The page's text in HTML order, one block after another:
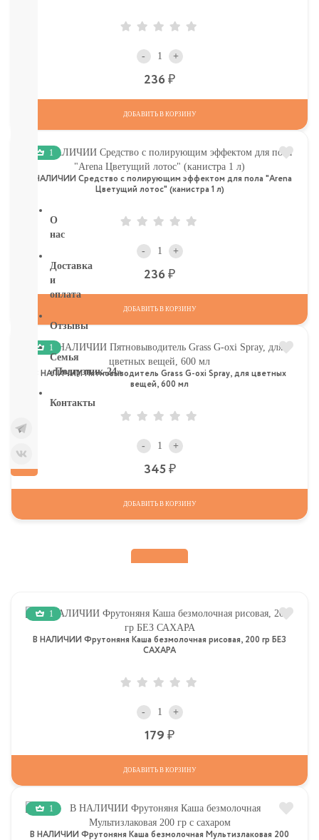
ВОЛОСЫ
ЛИЦО
Прокладки,
туалетная
О
нас
Доставка
и
оплата
Отзывы
Семья
«Подгузник-24»
Контакты
- +
236
ДОБАВИТЬ В КОРЗИНУ
1
В НАЛИЧИИ Средство с полирующим эффектом для пола "Arena
Цветущий лотос" (канистра 1 л)
- +
236
ДОБАВИТЬ В КОРЗИНУ
1
В НАЛИЧИИ Пятновыводитель Grass G-oxi Spray, для цветных
вещей, 600 мл
- +
345
ДОБАВИТЬ В КОРЗИНУ
1
В НАЛИЧИИ Фрутоняня Каша безмолочная рисовая, 200 гр БЕЗ
САХАРА
- +
179
ДОБАВИТЬ В КОРЗИНУ
1
В НАЛИЧИИ Фрутоняня Каша безмолочная Мультизлаковая 200